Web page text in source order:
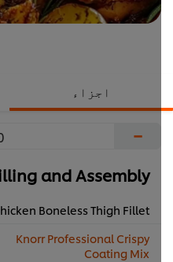
اجزاء
Filling and Assembly
Chicken Boneless Thigh Fillet
Knorr Professional Crispy
Coating Mix